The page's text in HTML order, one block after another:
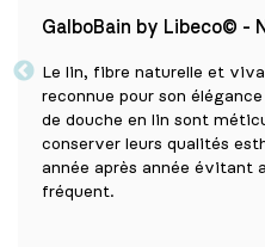
GalboBain by Libeco© -
Le lin, fibre naturelle et
reconnue pour son
de douche en lin sont
conserver leurs qualités
année après année évitant
fréquent.